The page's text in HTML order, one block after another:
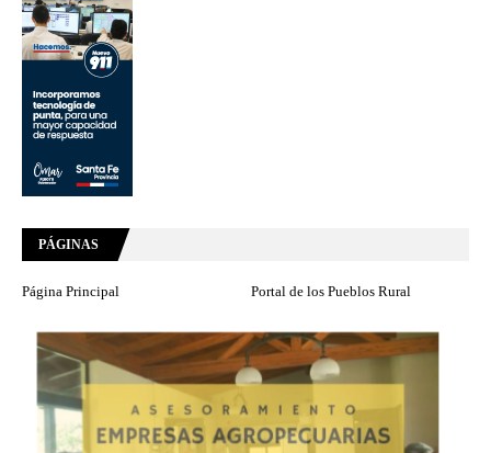
PÁGINAS
Página Principal Portal de los Pueblos Rural